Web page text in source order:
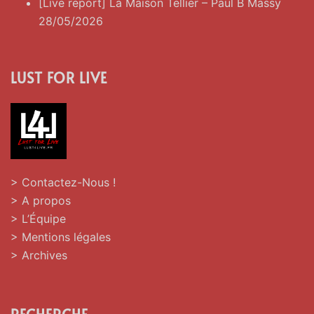
28/05/2026
LUST FOR LIVE
> Contactez-Nous !
> A propos
> L’Équipe
> Mentions légales
> Archives